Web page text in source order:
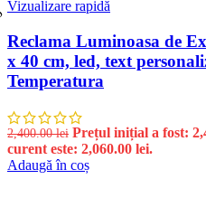
Vizualizare rapidă
Reclama Luminoasa de
x 40 cm, led, text
Temperatura
2,400.00lei Prețul inițial a fost:
curent este: 2,060.00 lei.
Adaugă în coș